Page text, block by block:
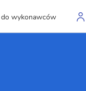
do wykonawców